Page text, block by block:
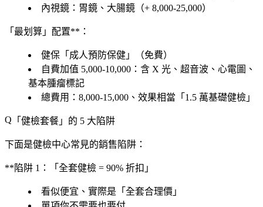
內視鏡 ：胃鏡、大腸鏡（+ 8,000-25,000）
「最划算」配置**：
健保「 成人預防保健 」（免費）
自費加值 5,000-10,000 ：含 X 光、超音波、心電圖、
基本腫瘤標記
總費用 ：8,000-15,000、效果相當「 1.5 萬基礎健檢 」
「 健檢套餐 」的 5 大陷阱
下面是健檢中心常見的銷售陷阱：
**陷阱 1：「全套健檢 = 90% 折扣」
看似便宜、實際是「 全套合理價 」